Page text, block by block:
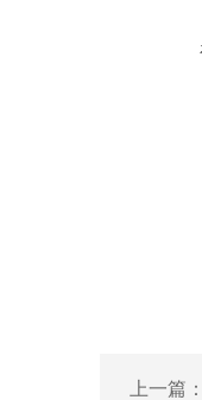
上一篇